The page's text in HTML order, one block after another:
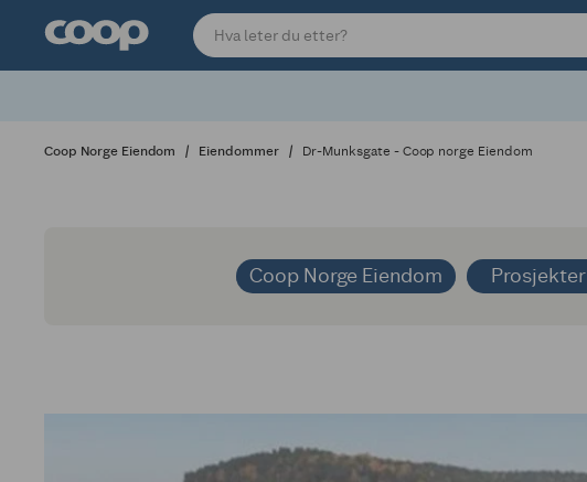
Coop Norge Eiendom Eiendommer Dr-Munksgate - Coop norge Eiendom
Coop Norge Eiendom Prosjekter